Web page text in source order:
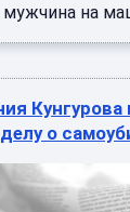
мужчина на
Кунгурова
о